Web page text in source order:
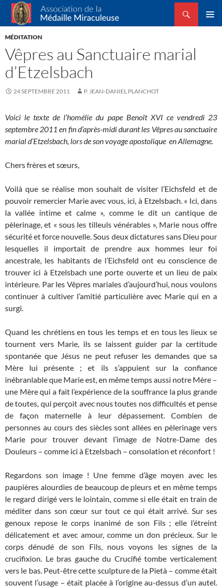
Association de la Médaille Miraculeuse
Recherche
ALLER
AU
MÉDITATION
Vêpres au Sanctuaire marial
d’Etzelsbach
24 SEPTEMBRE 2011 P. JEAN-DANIEL PLANCHOT
Voici le texte de l’homélie du pape Benoît XVI ce vendredi 23
septembre 2011 en fin d’après-midi durant les Vêpres au sanctuaire
marial d’Etzelsbach, lors de son voyage apostolique en Allemagne.
Chers frères et sœurs,
Voilà que se réalise mon souhait de visiter l’Eichsfeld et de
pouvoir remercier Marie avec vous, ici, à Etzelsbach. « Ici, dans
la vallée intime et calme », comme le dit un cantique de
pèlerinage, et « sous les tilleuls vénérables », Marie nous offre
sécurité et force nouvelle. Sous deux dictatures sans Dieu pour
lesquelles il importait de prendre aux hommes leur foi
ancestrale, les habitants de l’Eichsfeld ont eu conscience de
trouver ici à Etzelsbach une porte ouverte et un lieu de paix
intérieure. Par les Vêpres mariales d’aujourd’hui, nous voulons
continuer à cultiver l’amitié particulière avec Marie qui en a
surgi.
Quand les chrétiens en tous les temps et en tous les lieux se
tournent vers Marie, ils se laissent guider par la certitude
spontanée que Jésus ne peut refuser les demandes que sa
Mère lui présente ; et ils s’appuient sur la confiance
inébranlable que Marie est, en même temps aussi notre Mère –
une Mère qui a fait l’expérience de la souffrance la plus grande
de toutes, qui perçoit avec nous toutes nos difficultés et pense
de façon maternelle à leur dépassement. Combien de
personnes au cours des siècles sont allées en pèlerinage vers
Marie pour trouver devant l’image de Notre-Dame des
Douleurs – comme ici à Etzelsbach – consolation et réconfort !
Regardons son image ! Une femme d’âge moyen avec les
paupières alourdies de beaucoup de pleurs et en même temps
le regard dirigé vers le lointain, comme si elle était en train de
méditer dans son cœur sur tout ce qui était arrivé. Sur ses
genoux repose le corps inanimé de son Fils ; elle l’étreint
délicatement et avec amour, comme un don précieux. Sur le
corps dénudé de son Fils, nous voyons les signes de la
crucifixion. Le bras gauche du Crucifié tombe verticalement
vers le bas. Peut-être cette sculpture de la Pietà – comme était
souvent l’usage – était placée à l’origine au-dessus d’un autel.